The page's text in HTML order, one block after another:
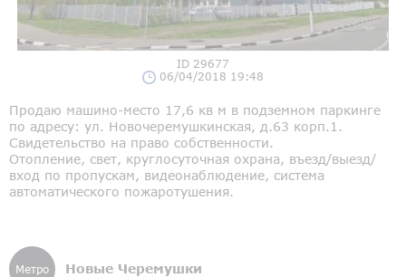
ID 29677
06/04/2018 19:48
Продаю машино-место 17,6 кв м в подземном паркинге
по адресу: ул. Новочеремушкинская, д.63 корп.1.
Свидетельство на право собственности.
Отопление, свет, круглосуточная охрана, въезд/выезд/
вход по пропускам, видеонаблюдение, система
автоматического пожаротушения.
Метро Новые Черемушки